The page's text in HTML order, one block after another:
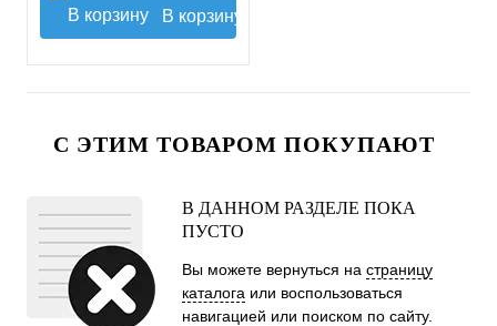
В корзину
С ЭТИМ ТОВАРОМ ПОКУПАЮТ
В ДАННОМ РАЗДЕЛЕ ПОКА
ПУСТО
Вы можете вернуться на страницу
каталога или воспользоваться
навигацией или поиском по сайту.